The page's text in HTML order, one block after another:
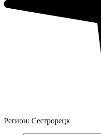
Регион: Сестрорецк